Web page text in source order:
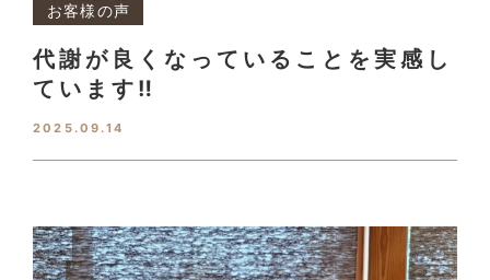
お客様の声
代謝が良くなっていることを実感し
ています‼︎
2025.09.14